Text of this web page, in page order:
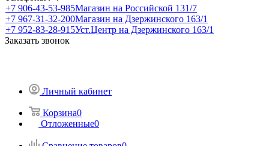
+7 906-43-53-985Магазин на Российской 131/7
+7 967-31-32-200Магазин на Дзержинского 163/1
+7 952-83-28-915Уст.Центр на Дзержинского 163/1
Заказать звонок
Личный кабинет
Корзина0
Отложенные0